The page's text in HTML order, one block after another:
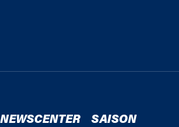
NEWSCENTER SAISON